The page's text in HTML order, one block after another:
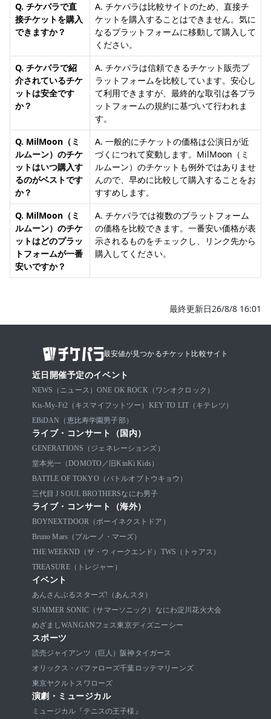
Q. チケパラで直
接チケットを購入
できますか？
A. チケパラは比較サイトのため、直接チ
ケットを購入することはできません。気に
なるプラットフォームに移動して購入して
ください。
Q. チケパラで紹
介されているチケ
ットは安全です
か？
A. チケパラは信頼できるチケット販売プ
ラットフォームを比較しています。安心し
て利用できますが、最終的な取引は各プラ
ットフォームの規約に基づいて行われま
す。
Q. MilMoon（ミ
ルムーン）のチケ
ットはいつ購入す
るのがベストです
か？
A. 一般的にチケットの価格は公演日が近
づくにつれて変動します。MilMoon（ミ
ルムーン）のチケットも例外ではありませ
んので、早めに比較して購入することをお
すすめします。
Q. MilMoon（ミ
ルムーン）のチケ
ットはどのプラッ
トフォームが一番
安いですか？
A. チケパラでは複数のプラットフォーム
の価格を比較できます。一番安い価格が表
示されるものをチェックし、リンク先から
購入してください。
最終更新日26/8/8 16:01
最安値が見つかるチケット比較サイト
近日開催予定のイベント
NEWS（ニュース） ONE OK ROCK（ワンオクロック）
Kis-My-Ft2（キスマイフットツー） KEY TO LIT（キテレツ）
EBiDAN（恵比寿学園男子部）
ライブ・コンサート（国内）
GENERATIONS（ジェネレーションズ）
堂本光一（DOMOTO／旧KinKi Kids）
BATTLE OF TOKYO（バトルオブトウキョウ）
三代目 J SOUL BROTHERSなにわ男子
ライブ・コンサート（海外）
BOYNEXTDOOR（ボーイネクストドア）
Bruno Mars（ブルーノ・マーズ）
THE WEEKND（ザ・ウィークエンド） TWS（トゥアス）
TREASURE（トレジャー）
イベント
あんさんぶるスターズ!（あんスタ）
SUMMER SONIC（サマーソニック） なにわ淀川花火大会
めざましWANGANフェス東京ディズニーシー
スポーツ
読売ジャイアンツ（巨人）
阪神タイガース
オリックス・バファローズ千葉ロッテマリーンズ
東京ヤクルトスワローズ
演劇・ミュージカル
ミュージカル『テニスの王子様』